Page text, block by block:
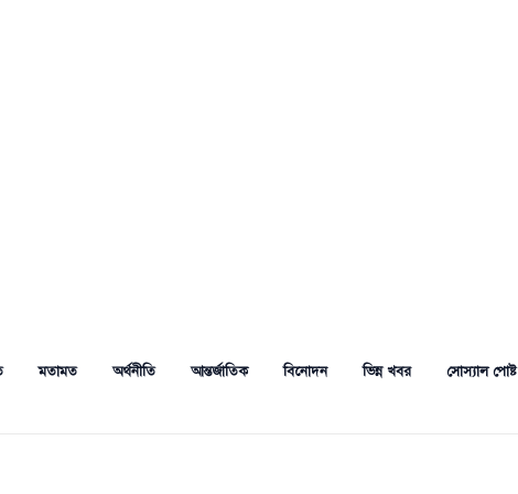
মতামত অর্থনীতি আন্তর্জাতিক বিনোদন ভিন্ন খবর সোস্যাল পোষ্ট